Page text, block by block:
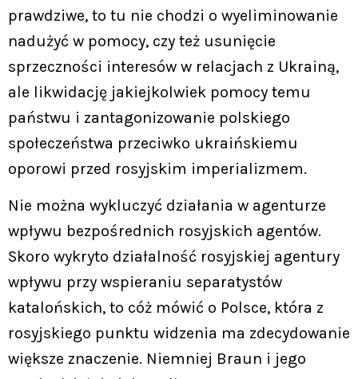
prawdziwe, to tu nie chodzi o wyeliminowanie
nadużyć w pomocy, czy też usunięcie
sprzeczności interesów w relacjach z Ukrainą,
ale likwidację jakiejkolwiek pomocy temu
państwu i zantagonizowanie polskiego
społeczeństwa przeciwko ukraińskiemu
oporowi przed rosyjskim imperializmem.
Nie można wykluczyć działania w agenturze
wpływu bezpośrednich rosyjskich agentów.
Skoro wykryto działalność rosyjskiej agentury
wpływu przy wspieraniu separatystów
katalońskich, to cóż mówić o Polsce, która z
rosyjskiego punktu widzenia ma zdecydowanie
większe znaczenie. Niemniej Braun i jego